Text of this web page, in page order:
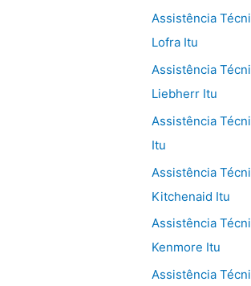
Assistência
Lofra Itu
Assistência
Liebherr Itu
Assistência
Itu
Assistência
Kitchenaid Itu
Assistência
Kenmore Itu
Assistência